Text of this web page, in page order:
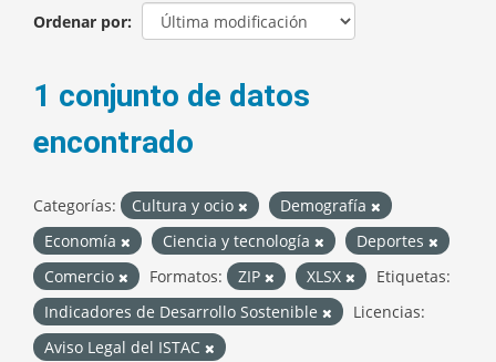
Ordenar por
1 conjunto de datos
encontrado
Categorías: Cultura y ocio
Demografía
Economía
Ciencia y tecnología
Deportes
Comercio
Formatos: ZIP XLSX
Etiquetas:
Indicadores de Desarrollo Sostenible
Licencias:
Aviso Legal del ISTAC